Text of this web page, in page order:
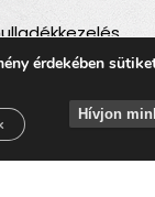
érdekében
Hívjon